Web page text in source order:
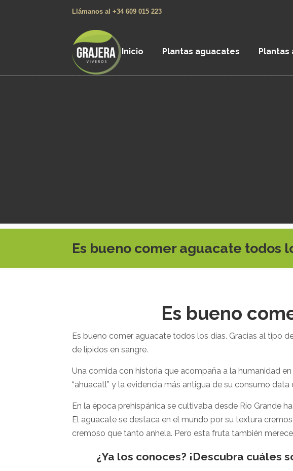
Llámanos al +34 609 015 223
Inicio Plantas aguacates Plantas
Es bueno comer aguacate todos
Es bueno
Es bueno comer aguacate todos los días. Gracias al tipo
de lípidos en sangre.
Una comida con historia que acompaña a la humanidad
“ahuacatl” y la evidencia más antigua de su consumo
En la época prehispánica se cultivaba desde Río Grande
El aguacate se destaca en el mundo por su textura
cremoso que tanto anhela. Pero esta fruta también
¿Ya los conoces? ¡Descubra